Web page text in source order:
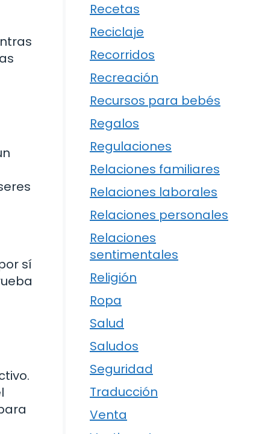
sí
Recetas
Reciclaje
Recorridos
Recreación
Recursos para bebés
Regalos
Regulaciones
Relaciones familiares
Relaciones laborales
Relaciones personales
Relaciones
sentimentales
Religión
Ropa
Salud
Saludos
Seguridad
Traducción
Venta